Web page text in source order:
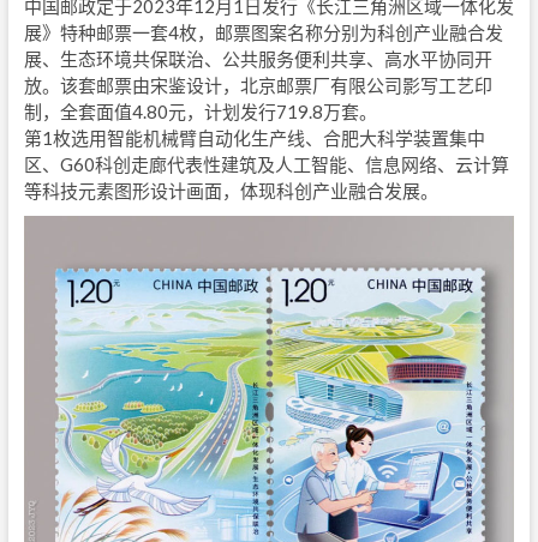
中国邮政定于2023年12月1日发行《长江三角洲区域一体化发
展》特种邮票一套4枚，邮票图案名称分别为科创产业融合发
展、生态环境共保联治、公共服务便利共享、高水平协同开
放。该套邮票由宋鉴设计，北京邮票厂有限公司影写工艺印
制，全套面值4.80元，计划发行719.8万套。
第1枚选用智能机械臂自动化生产线、合肥大科学装置集中
区、G60科创走廊代表性建筑及人工智能、信息网络、云计算
等科技元素图形设计画面，体现科创产业融合发展。